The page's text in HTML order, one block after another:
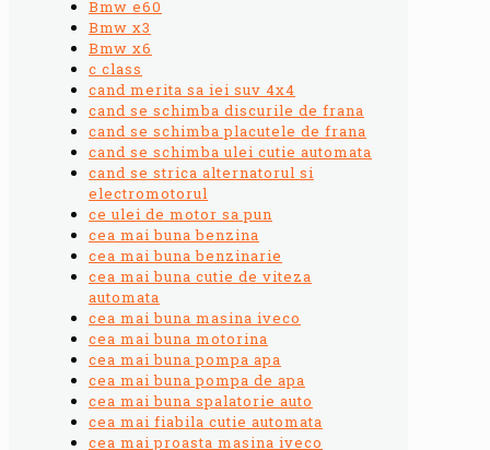
Bmw e60
Bmw x3
Bmw x6
c class
cand merita sa iei suv 4x4
cand se schimba discurile de frana
cand se schimba placutele de frana
cand se schimba ulei cutie automata
cand se strica alternatorul si
electromotorul
ce ulei de motor sa pun
cea mai buna benzina
cea mai buna benzinarie
cea mai buna cutie de viteza
automata
cea mai buna masina iveco
cea mai buna motorina
cea mai buna pompa apa
cea mai buna pompa de apa
cea mai buna spalatorie auto
cea mai fiabila cutie automata
cea mai proasta masina iveco